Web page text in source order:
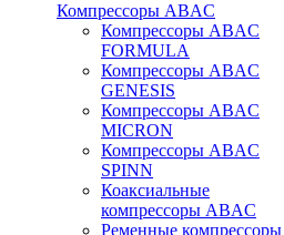
Компрессоры ABAC
Компрессоры ABAC
FORMULA
Компрессоры ABAC
GENESIS
Компрессоры ABAC
MICRON
Компрессоры ABAC
SPINN
Коаксиальные
компрессоры ABAC
Ременные компрессоры